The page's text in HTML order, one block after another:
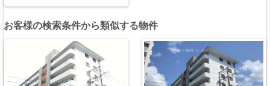
お客様の検索条件から類似する物件